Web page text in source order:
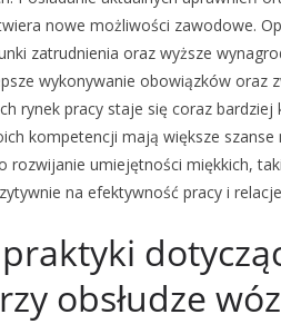
nowe możliwości zawodowe.
zatrudnienia oraz wyższe
wykonywanie obowiązków oraz
rynek pracy staje się coraz
kompetencji mają większe szanse
umiejętności miękkich,
na efektywność pracy i
obsłudze